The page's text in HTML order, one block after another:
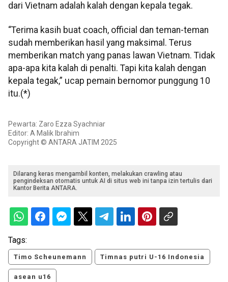
dari Vietnam adalah kalah dengan kepala tegak.
“Terima kasih buat coach, official dan teman-teman
sudah memberikan hasil yang maksimal. Terus
memberikan match yang panas lawan Vietnam. Tidak
apa-apa kita kalah di penalti. Tapi kita kalah dengan
kepala tegak,” ucap pemain bernomor punggung 10
itu.(*)
Pewarta: Zaro Ezza Syachniar
Editor: A Malik Ibrahim
Copyright © ANTARA JATIM 2025
Dilarang keras mengambil konten, melakukan crawling atau
pengindeksan otomatis untuk AI di situs web ini tanpa izin tertulis dari
Kantor Berita ANTARA.
Tags:
Timo Scheunemann Timnas putri U-16 Indonesia
asean u16